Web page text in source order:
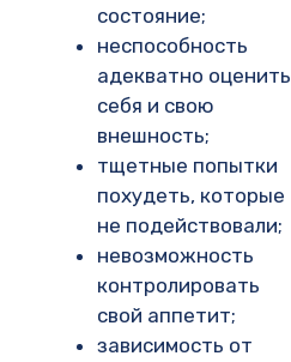
состояние;
неспособность
адекватно оценить
себя и свою
внешность;
тщетные попытки
похудеть, которые
не подействовали;
невозможность
контролировать
свой аппетит;
зависимость от